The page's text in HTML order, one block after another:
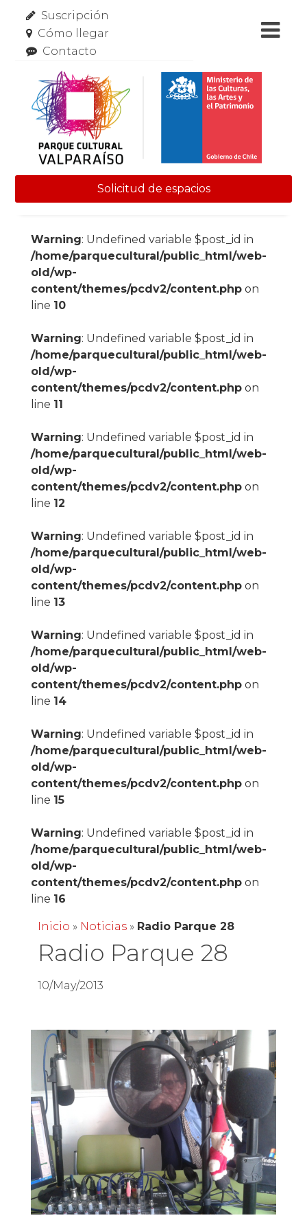
Suscripción
Cómo llegar
Contacto
Solicitud de espacios
Warning: Undefined variable $post_id in
/home/parquecultural/public_html/web-
old/wp-
content/themes/pcdv2/content.phpon
line 10
Warning: Undefined variable $post_id in
/home/parquecultural/public_html/web-
old/wp-
content/themes/pcdv2/content.phpon
line 11
Warning: Undefined variable $post_id in
/home/parquecultural/public_html/web-
old/wp-
content/themes/pcdv2/content.phpon
line 12
Warning: Undefined variable $post_id in
/home/parquecultural/public_html/web-
old/wp-
content/themes/pcdv2/content.phpon
line 13
Warning: Undefined variable $post_id in
/home/parquecultural/public_html/web-
old/wp-
content/themes/pcdv2/content.phpon
line 14
Warning: Undefined variable $post_id in
/home/parquecultural/public_html/web-
old/wp-
content/themes/pcdv2/content.phpon
line 15
Warning: Undefined variable $post_id in
/home/parquecultural/public_html/web-
old/wp-
content/themes/pcdv2/content.phpon
line 16
Inicio » Noticias» Radio Parque 28
Radio Parque 28
10/May/2013